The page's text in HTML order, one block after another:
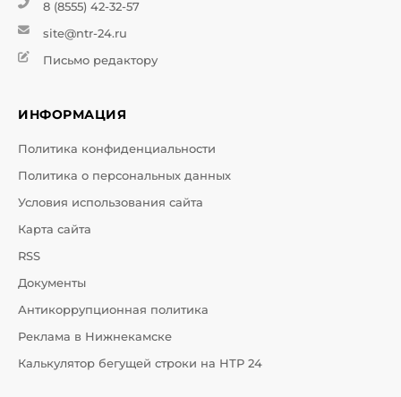
8 (8555) 42-32-57
site@ntr-24.ru
Письмо редактору
ИНФОРМАЦИЯ
Политика конфиденциальности
Политика о персональных данных
Условия использования сайта
Карта сайта
RSS
Документы
Антикоррупционная политика
Реклама в Нижнекамске
Калькулятор бегущей строки на НТР 24